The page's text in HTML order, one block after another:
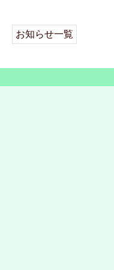
お知らせ一覧